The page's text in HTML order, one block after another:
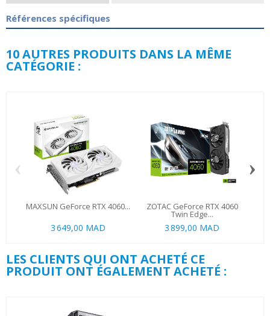
Références spécifiques
10 AUTRES PRODUITS DANS LA MÊME
CATÉGORIE :
MAXSUN GeForce RTX 4060...
3 649,00 MAD
ZOTAC GeForce RTX 4060
Twin Edge...
3 899,00 MAD
‹ ›
LES CLIENTS QUI ONT ACHETÉ CE
PRODUIT ONT ÉGALEMENT ACHETÉ :